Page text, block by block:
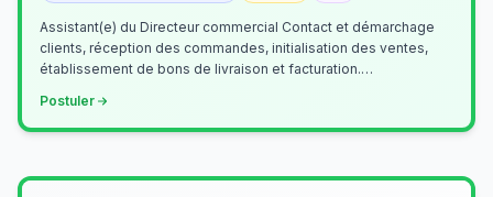
Assistant(e) du Directeur commercial Contact et démarchage
clients, réception des commandes, initialisation des ventes,
établissement de bons de livraison et facturation.
Postuler